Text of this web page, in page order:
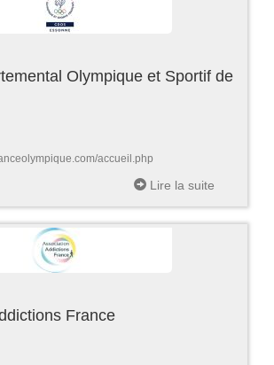
Olympique et Sportif de
accueil.php
Lire la suite
France